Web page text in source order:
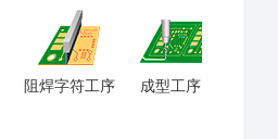
阻焊字符工序 成型工序